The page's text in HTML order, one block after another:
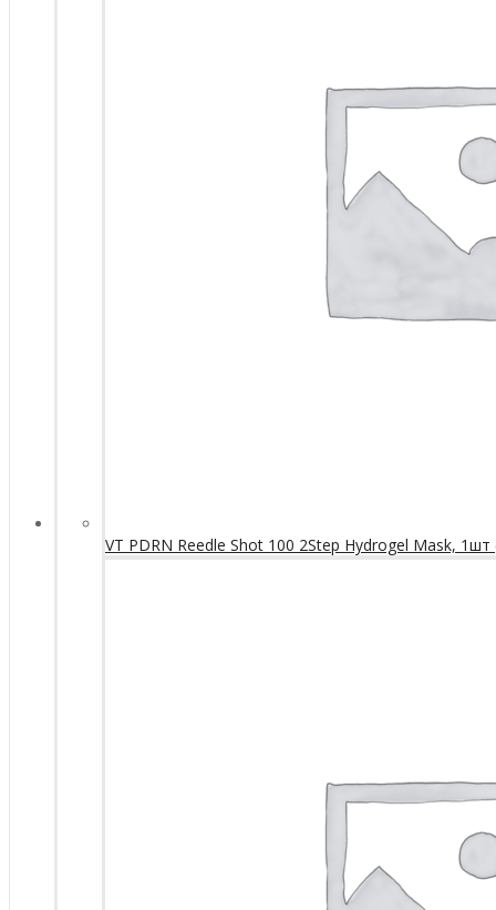
VT PDRN Reedle Shot 100 2Step Hydrogel Mask,